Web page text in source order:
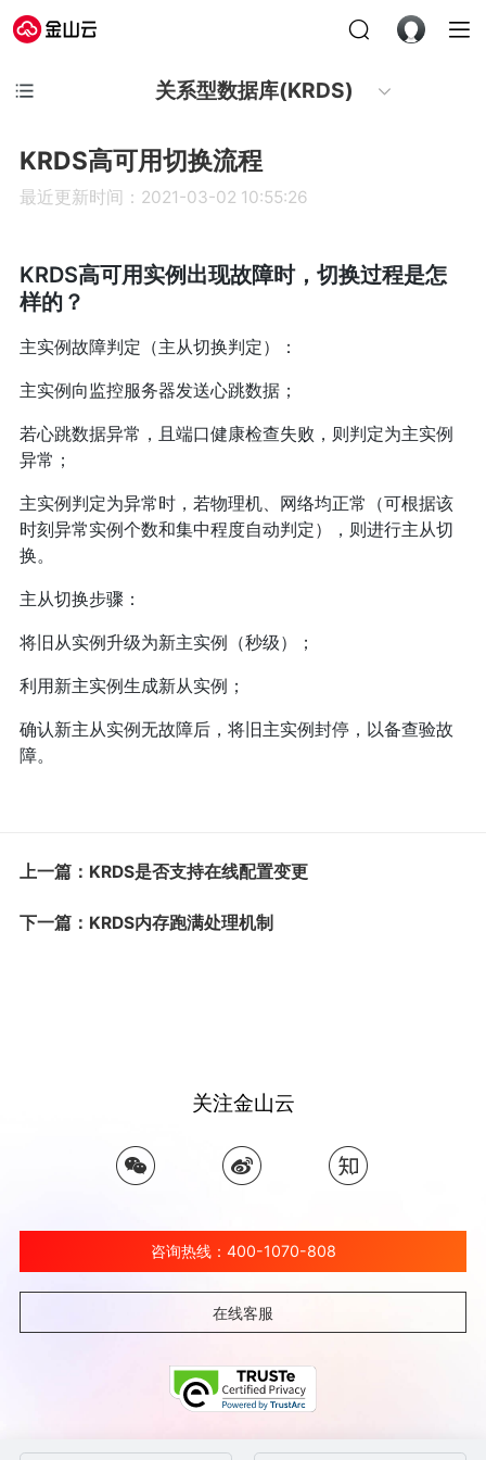
关系型数据库(KRDS)
KRDS高可用切换流程
最近更新时间：2021-03-02 10:55:26
KRDS高可用实例出现故障时，切换过程是怎
样的？
主实例故障判定（主从切换判定）：
主实例向监控服务器发送心跳数据；
若心跳数据异常，且端口健康检查失败，则判定为主实例
异常；
主实例判定为异常时，若物理机、网络均正常（可根据该
时刻异常实例个数和集中程度自动判定），则进行主从切
换。
主从切换步骤：
将旧从实例升级为新主实例（秒级）；
利用新主实例生成新从实例；
确认新主从实例无故障后，将旧主实例封停，以备查验故
障。
上一篇：KRDS是否支持在线配置变更
下一篇：KRDS内存跑满处理机制
关注金山云
咨询热线：400-1070-808
在线客服
©北京金山云网络技术有限公司 2026 Ksyun All Rights Reserved Kingsoft Corp.